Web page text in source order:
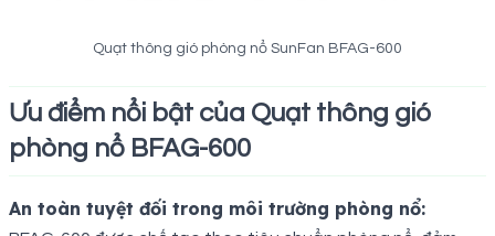
Quạt thông gió phòng nổ SunFan BFAG-600
Ưu điểm nổi bật của Quạt thông gió
phòng nổ BFAG-600
An toàn tuyệt đối trong môi trường phòng nổ: